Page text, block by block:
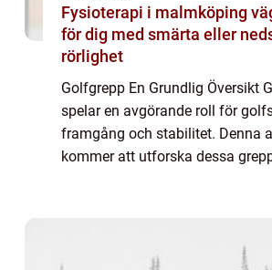
Fysioterapi i malmköping vägledning
för dig med smärta eller
rörlighet
Golfgrepp En Grundlig Översikt
spelar en avgörande roll för
framgång och stabilitet. Denna
kommer att utforska dessa